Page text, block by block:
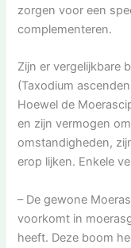
zorgen voor een
complementeren.
Zijn er vergelijkbare
(Taxodium
Hoewel de
en zijn vermogen
omstandigheden,
erop lijken. Enkele
– De gewone
voorkomt in
heeft. Deze boom